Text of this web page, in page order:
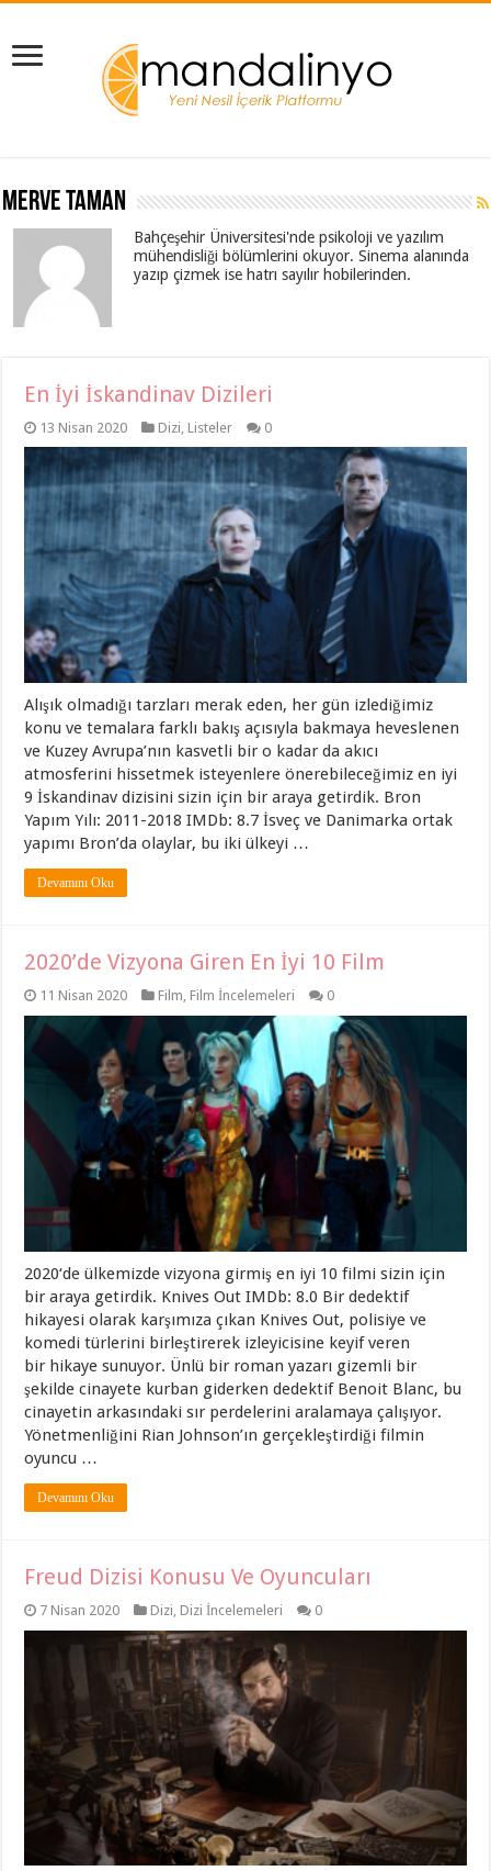
Merve Taman
Bahçeşehir Üniversitesi'nde psikoloji ve yazılım
mühendisliği bölümlerini okuyor. Sinema alanında
yazıp çizmek ise hatrı sayılır hobilerinden.
En İyi İskandinav Dizileri
13 Nisan 2020 Dizi, Listeler 0
Alışık olmadığı tarzları merak eden, her gün izlediğimiz
konu ve temalara farklı bakış açısıyla bakmaya heveslenen
ve Kuzey Avrupa’nın kasvetli bir o kadar da akıcı
atmosferini hissetmek isteyenlere önerebileceğimiz en iyi
9 İskandinav dizisini sizin için bir araya getirdik. Bron
Yapım Yılı: 2011-2018 IMDb: 8.7 İsveç ve Danimarka ortak
yapımı Bron’da olaylar, bu iki ülkeyi …
Devamını Oku
2020’de Vizyona Giren En İyi 10 Film
11 Nisan 2020 Film Film İncelemeleri 0
2020‘de ülkemizde vizyona girmiş en iyi 10 filmi sizin için
bir araya getirdik. Knives Out IMDb: 8.0 Bir dedektif
hikayesi olarak karşımıza çıkan Knives Out, polisiye ve
komedi türlerini birleştirerek izleyicisine keyif veren
bir hikaye sunuyor. Ünlü bir roman yazarı gizemli bir
şekilde cinayete kurban giderken dedektif Benoit Blanc, bu
cinayetin arkasındaki sır perdelerini aralamaya çalışıyor.
Yönetmenliğini Rian Johnson’ın gerçekleştirdiği filmin
oyuncu …
Devamını Oku
Freud Dizisi Konusu Ve Oyuncuları
7 Nisan 2020 Dizi Dizi İncelemeleri 0